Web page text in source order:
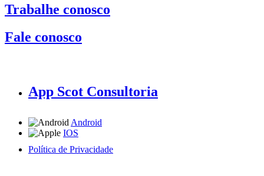
Trabalhe conosco
Fale conosco
App Scot Consultoria
Android
IOS
Política de Privacidade